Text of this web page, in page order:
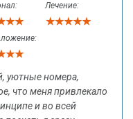
Лечение:
уютные номера,
что меня привлекало
и во всей